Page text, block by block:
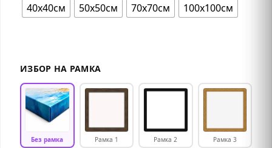
40х40см 50х50см 70х70см 100х100см
ИЗБОР НА РАМКА
Без рамка Рамка 1 Рамка 2 Рамка 3